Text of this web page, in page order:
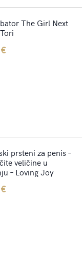
The Girl Next
€
prsteni za penis –
veličine u
– Loving Joy
€